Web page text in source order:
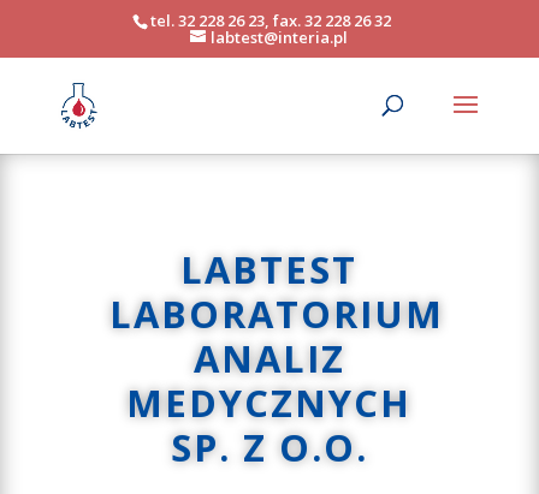
tel. 32 228 26 23, fax. 32 228 26 32
labtest@interia.pl
LABTEST
LABORATORIUM
ANALIZ
MEDYCZNYCH
SP. Z O.O.